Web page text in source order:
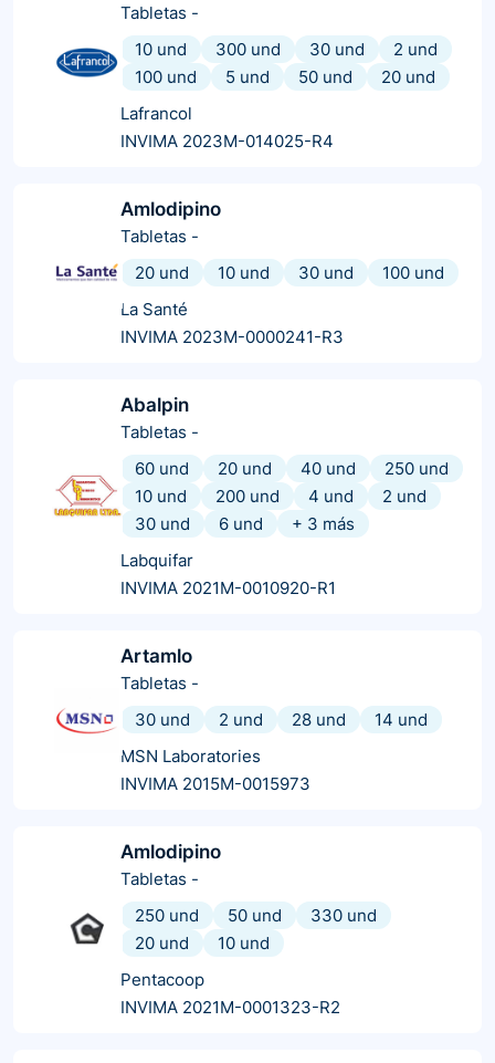
Tabletas -
10 und
300 und 30 und
2 und
100 und
5 und 50 und
20 und
Lafrancol
INVIMA 2023M-014025-R4
Amlodipino
Tabletas -
20 und
10 und 30 und
100 und
La Santé
INVIMA 2023M-0000241-R3
Abalpin
Tabletas -
60 und
20 und 40 und
250 und
10 und
200 und 4 und
2 und
30 und
6 und + 3 más
Labquifar
INVIMA 2021M-0010920-R1
Artamlo
Tabletas -
30 und
2 und 28 und
14 und
MSN Laboratories
INVIMA 2015M-0015973
Amlodipino
Tabletas -
250 und
50 und
330 und
20 und
10 und
Pentacoop
INVIMA 2021M-0001323-R2